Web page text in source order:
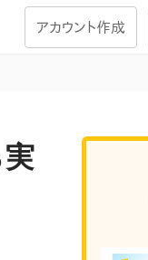
ォーム
践に役立つナレッジで
アカウント作成